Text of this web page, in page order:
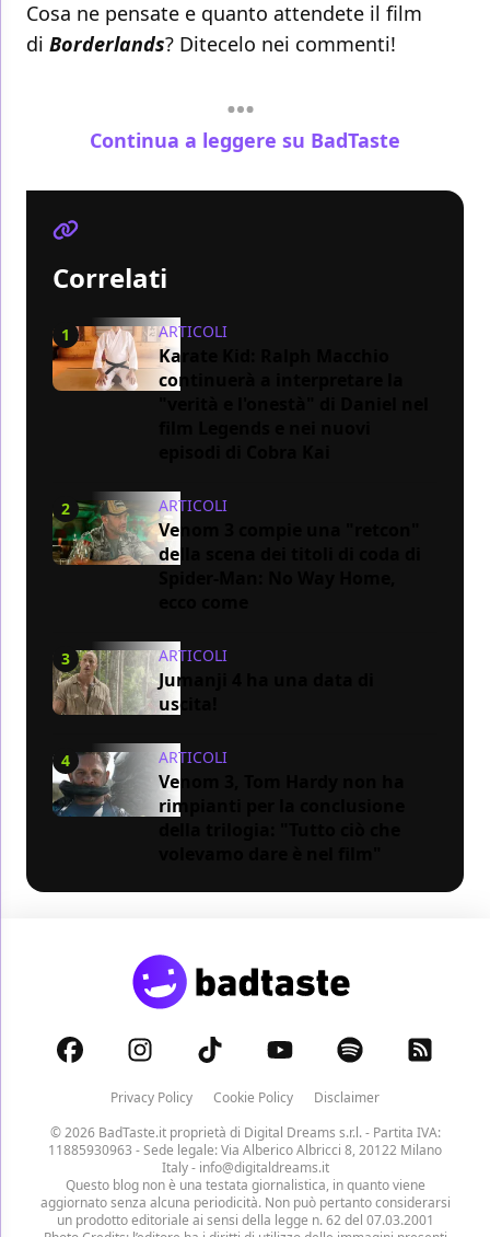
Cosa ne pensate e quanto attendete il film
di Borderlands? Ditecelo nei commenti!
Continua a leggere su BadTaste
Correlati
1 ARTICOLI
Karate Kid: Ralph Macchio
continuerà a interpretare la
2 ARTICOLI
Venom 3 compie una "retcon"
della scena dei titoli di coda di
3 ARTICOLI
Jumanji 4 ha una data di
uscita!
4 ARTICOLI
Venom 3, Tom Hardy non ha
rimpianti per la conclusione
Privacy Policy Cookie Policy
Disclaimer
© 2026 BadTaste.it proprietà di Digital Dreams s.r.l.- Partita IVA:
11885930963 - Sede legale: Via Alberico Albricci 8, 20122 Milano
Italy - info@digitaldreams.it
Questo blog non è una testata giornalistica, in quanto viene
aggiornato senza alcuna periodicità. Non può pertanto considerarsi
un prodotto editoriale ai sensi della legge n. 62 del 07.03.2001